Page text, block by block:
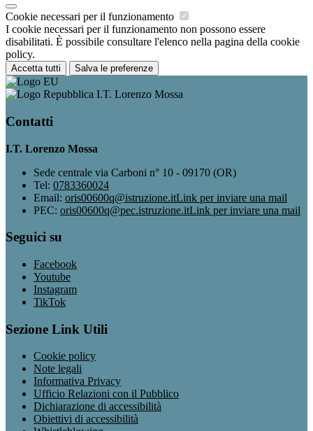
Cookie necessari per il funzionamento
I cookie necessari per il funzionamento non possono essere
disabilitati. È possibile consultare l'elenco nella pagina della cookie
policy.
Accetta tutti Salva le preferenze
I.T. Lorenzo Mossa
Contatti
I.T. Lorenzo Mossa
Sede centrale via Carboni n° 10 - 09170 (OR)
Tel: 0783360024
Email: oris00600q@istruzione.itLink per inviare una mail
PEC: oris00600q@pec.istruzione.itLink per inviare una mail
Seguici su
Facebook
Youtube
Instagram
TikTok
Sezione Link Utili
Cookie policy
Note legali
Informativa Privacy
Ufficio Relazioni con il Pubblico
Dichiarazione di accessibilità
Obiettivi di accessibilità